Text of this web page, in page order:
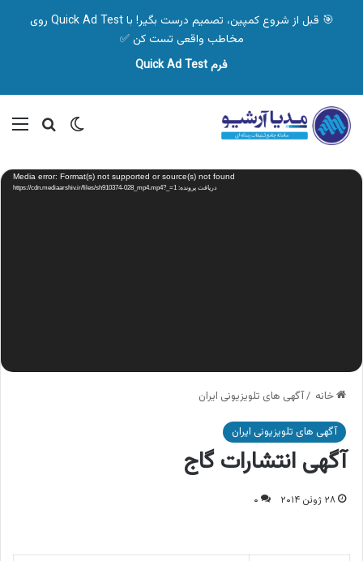
🎯 قبل از شروع کمپین، تصمیم درست بگیر! با Quick Ad Test روی
مخاطب واقعی تست کن ✅
فرم Quick Ad Test
تغییر پوسته
نمایشگر
ویدیو Media error: Format(s) not supported or source(s) not found
دریافت پرونده: https://cdn.mediaarshiv.ir/files/sh910374-028_mp4.mp4?_=1
خانه /آگهی های تلویزیونی ایران
آگهی های تلویزیونی ایران
آگهی انتشارات گاج
۲۸ ژوئن ۲۰۱۴ ۰